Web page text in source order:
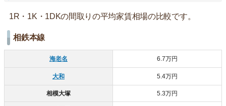
1R・1K・1DKの間取りの平均家賃相場の比較です。
相鉄本線
海老名 6.7万円
大和 5.4万円
相模大塚 5.3万円